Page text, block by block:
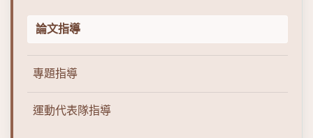
論文指導
專題指導
運動代表隊指導